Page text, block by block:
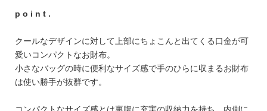
p o i n t .
クールなデザインに対して上部にちょこんと出てくる口金が可
愛いコンパクトなお財布。
小さなバッグの時に便利なサイズ感で手のひらに収まるお財布
は使い勝手が抜群です。